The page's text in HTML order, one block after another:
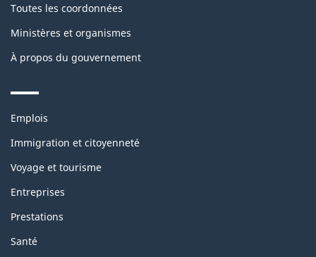
Toutes les coordonnées
Ministères et organismes
À propos du gouvernement
Themes
topics
Emplois
Immigration et citoyenneté
Voyage et tourisme
Entreprises
Prestations
Santé